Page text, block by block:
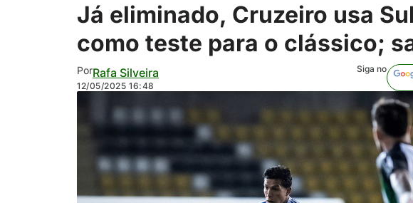
Já eliminado, Cruzeiro usa
como teste para o clássico;
PorRafa Silveira
12/05/2025 16:48
Siga no